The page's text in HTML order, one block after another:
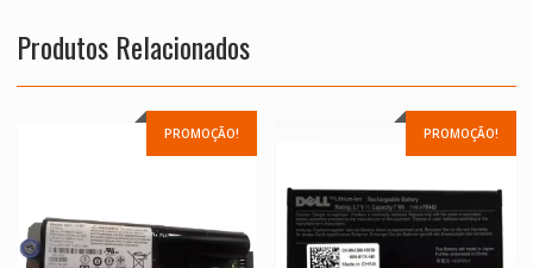
Produtos Relacionados
PROMOÇÃO! PROMOÇÃO!